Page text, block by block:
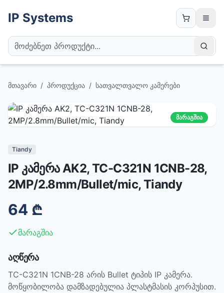
IP Systems
მთავარი / პროდუქცია / სათვალთვალო კამერები
მარაგშია
Tiandy
IP კამერა AK2, TC-C321N 1CNB-28,
2MP/2.8mm/Bullet/mic, Tiandy
64 ₾
მარაგშია
აღწერა
TC-C321N 1CNB-28 არის Bullet ტიპის IP კამერა.
მოწყობილობა დამზადებულია პლასტმასის კორპუსით.